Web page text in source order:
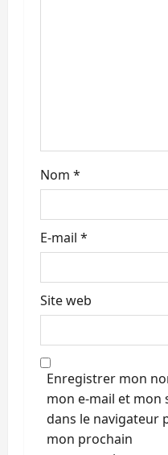
e
Nom *
E-mail *
Site web
Enregistrer mon
mon e-mail et mon
dans le navigateur
mon prochain